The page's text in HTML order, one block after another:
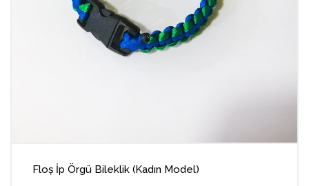
Floș İp Örgü Bileklik (Kadın Model)